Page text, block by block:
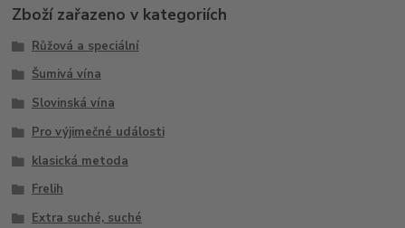
Zboží zařazeno v kategoriích
Růžová a speciální
Šumivá vína
Slovinská vína
Pro výjimečné události
klasická metoda
Frelih
Extra suché, suché